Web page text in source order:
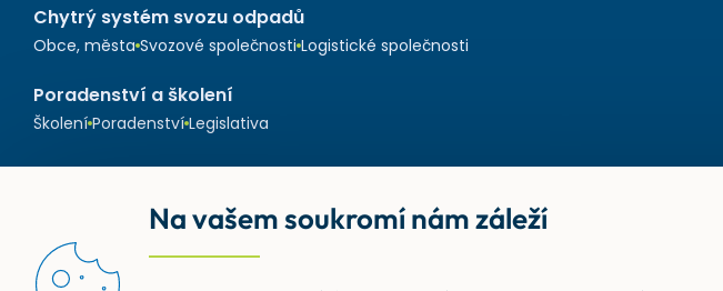
Chytrý systém svozu odpadů
Obce, města Svozové společnosti Logistické společnosti
Poradenství a školení
Školení Poradenství Legislativa
Na vašem soukromí nám záleží